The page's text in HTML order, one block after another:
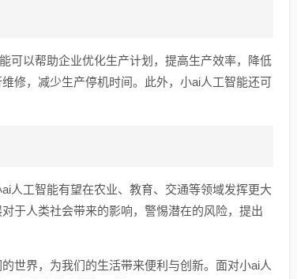
可以帮助企业优化生产计划，提高生产效率，降低
修，减少生产停机时间。此外，小ai人工智能还可
人工智能有望在农业、教育、交通等领域发挥更大
于人类社会带来的影响，警惕潜在的风险，提出
世界，为我们的生活带来便利与创新。面对小ai人